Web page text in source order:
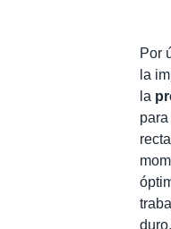
Por
la
la